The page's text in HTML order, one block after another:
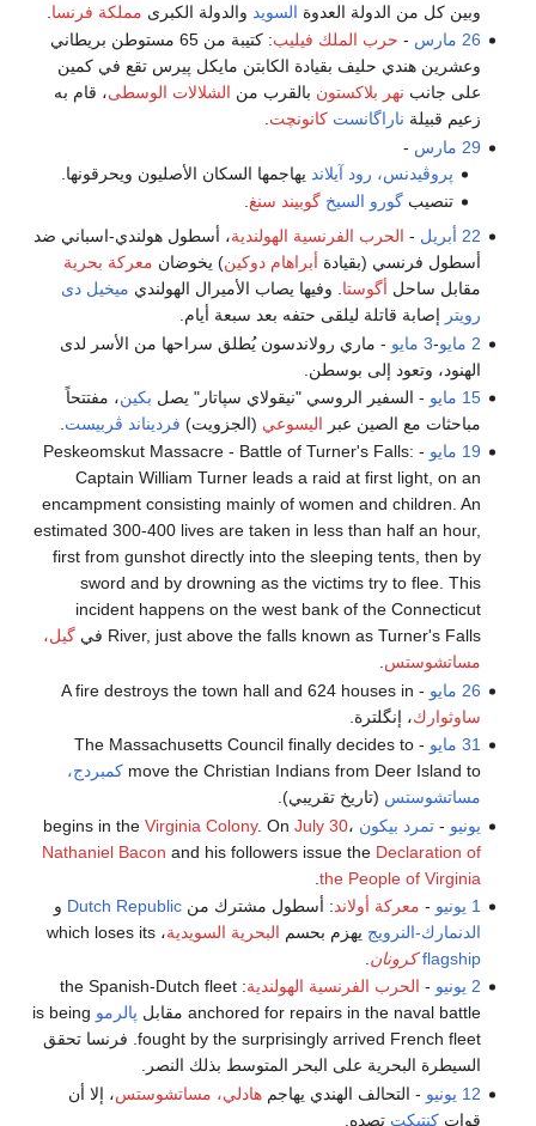
وبين كل من الدولة العدوة السويد والدولة الكبرى مملكة فرنسا
26 مارس
- حرب الملك فيليب
: كتيبة من 65 مستوطن بريطاني
وعشرين هندي حليف بقيادة الكابتن مايكل پيرس تقع في كمين
على جانب نهر بلاكستون بالقرب من الشلالات الوسطى، قام به
زعيم قبيلة ناراگانست كانونچت.
29 مارس
-
پروڤيدنس، رود آيلاند يهاجمها السكان الأصليون ويحرقونها.
تنصيب گورو السيخ گوبيند سنغ.
22 أبريل
- الحرب الفرنسية الهولندية، أسطول هولندي-اسباني ضد
أسطول فرنسي (بقيادة أبراهام دوكين) يخوضان معركة بحرية
مقابل ساحل أگوستا. وفيها يصاب الأميرال الهولندي ميخيل دى
رويتر إصابة قاتلة ليلقى حتفه بعد سبعة أيام.
2 مايو
-3 مايو
- ماري رولاندسون يُطلق سراحها من الأسر لدى
الهنود، وتعود إلى بوسطن.
15 مايو
- السفير الروسي "نيقولاي سپاتار" يصل بكين، مفتتحاً
مباحثات مع الصين عبر اليسوعي (الجزويت) فرديناند ڤربيست
19 مايو
- Peskeomskut Massacre - Battle of Turner's Falls:
Captain William Turner leads a raid at first light, on an
encampment consisting mainly of women and children. An
estimated 300-400 lives are taken in less than half an hour,
first from gunshot directly into the sleeping tents, then by
sword and by drowning as the victims try to flee. This
incident happens on the west bank of the Connecticut
River, just above the falls known as Turner's Falls في
گيل،
مساتشوستس.
26 مايو
- A fire destroys the town hall and 624 houses in
ساوثوارك، إنگلترة.
31 مايو
- The Massachusetts Council finally decides to
move the Christian Indians from Deer Island to كمبردج،
مساتشوستس (تاريخ تقريبي).
يونيو -تمرد بيكون Virginia Colony. On July 30،
Nathaniel Bacon and his followers issue the Declaration of
the People of Virginia
1 يونيو
- معركة أولاند: أسطول مشترك منDutch Republic و
الدنمارك-النرويج يهزم بحسم البحرية السويدية، which loses its
flagship كرونان
2 يونيو
- الحرب الفرنسية الهولندية : the Spanish-Dutch fleet
anchored for repairs in the naval battle مقابل
پالرمو is being
fought by the surprisingly arrived French fleet. فرنسا تحقق
السيطرة البحرية على البحر المتوسط بذلك النصر.
12 يونيو
- التحالف الهندي يهاجمهادلي، مساتشوستس، إلا أن
قواتكنتيكت تصده.